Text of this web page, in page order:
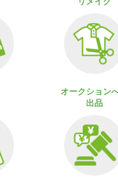
オークション
出品